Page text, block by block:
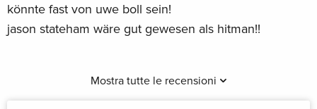
könnte fast von uwe boll sein!
jason stateham wäre gut gewesen als hitman!!
Mostra tutte le recensioni